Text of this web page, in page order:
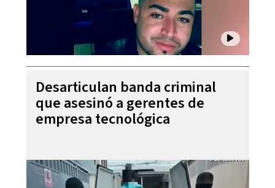
Desarticulan banda criminal
que asesinó a gerentes de
empresa tecnológica